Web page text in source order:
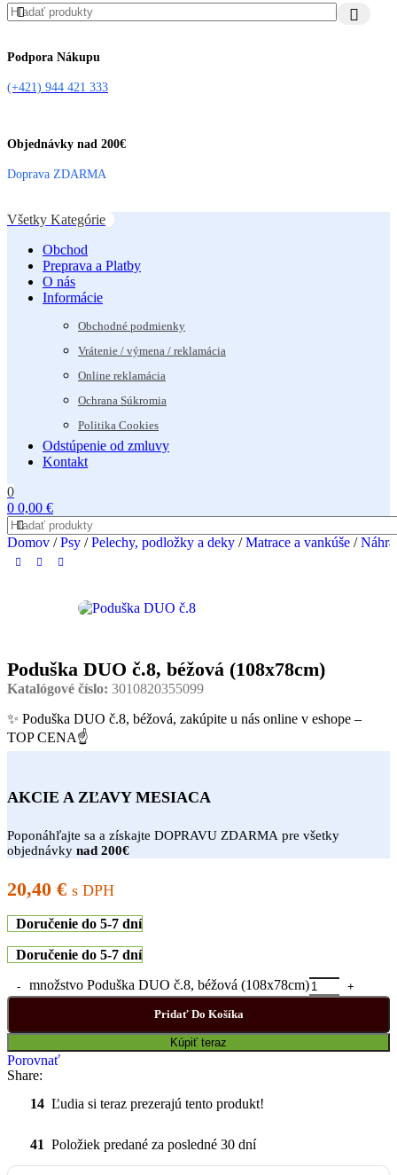
Podpora Nákupu
(+421) 944 421 333
Objednávky nad 200€
Doprava ZDARMA
Všetky Kategórie
Obchod
Preprava a Platby
O nás
Informácie
Obchodné podmienky
Vrátenie / výmena / reklamácia
Online reklamácia
Ochrana Súkromia
Politika Cookies
Odstúpenie od zmluvy
Kontakt
0
0 0,00 €
Domov / Psy / Pelechy, podložky a deky / Matrace a vankúše /
Poduška DUO č.8, béžová (108x78cm)
Katalógové číslo: 3010820355099
✨ Poduška DUO č.8, béžová, zakúpite u nás online v eshope –
TOP CENA☝
AKCIE A ZĽAVY MESIACA
Poponáhľajte sa a získajte DOPRAVU ZDARMA pre všetky
objednávky nad 200€
20,40 € s DPH
Doručenie do 5-7 dní
Doručenie do 5-7 dní
množstvo Poduška DUO č.8, béžová (108x78cm)
Pridať Do Košíka
Kúpiť teraz
Porovnať
Share:
14 Ľudia si teraz prezerajú tento produkt!
41 Položiek predané za posledné 30 dní